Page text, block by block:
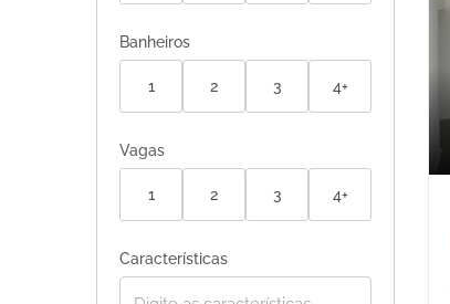
Banheiros
1 2 3 4+
Vagas
1 2 3 4+
Características